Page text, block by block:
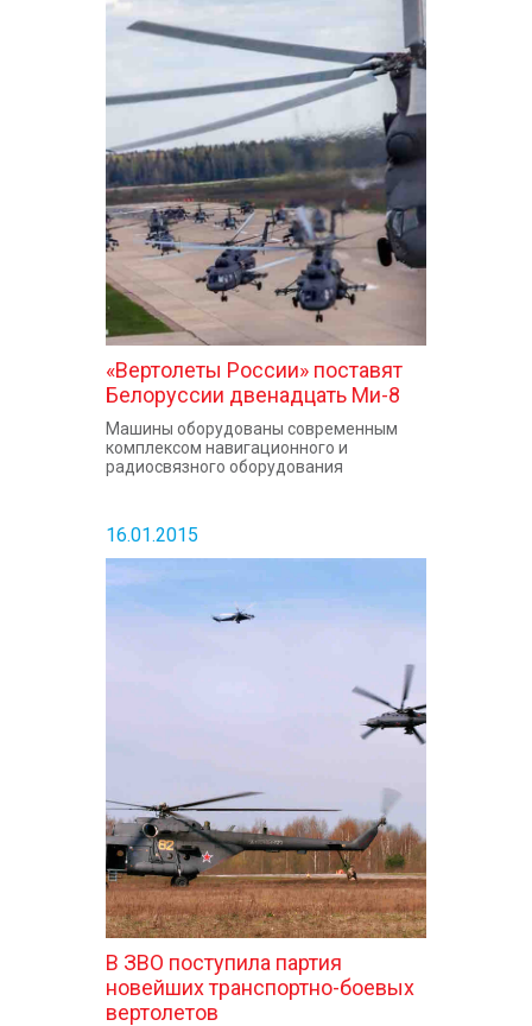
«Вертолеты России» поставят
Белоруссии двенадцать Ми-8
Машины оборудованы современным
комплексом навигационного и
радиосвязного оборудования
16.01.2015
В ЗВО поступила партия
новейших транспортно-боевых
вертолетов